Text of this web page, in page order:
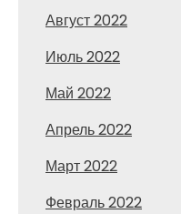
Август 2022
Июль 2022
Май 2022
Апрель 2022
Март 2022
Февраль 2022